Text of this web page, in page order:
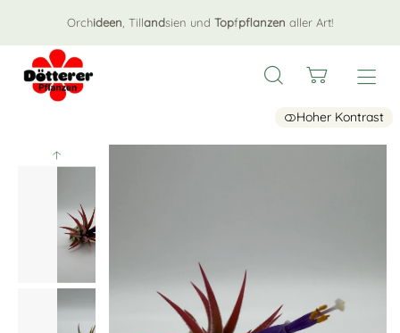
Orchideen , Tillandsien und Topfpflanzen aller Art!
Hoher Kontrast